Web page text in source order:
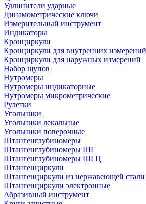
Удлинители ударные
Динамометрические ключи
Измерительный инструмент
Индикаторы
Кронциркули
Кронциркули для внутренних измерений
Кронциркули для наружных измерений
Набор щупов
Нутромеры
Нутромеры индикаторные
Нутромеры микрометрические
Рулетки
Угольники
Угольники лекальные
Угольники поверочные
Штангенглубиномеры
Штангенглубиномеры ШГ
Штангенглубиномеры ШГЦ
Штангенциркули
Штангенциркули из нержавеющей стали
Штангенциркули электронные
Абразивный инструмент